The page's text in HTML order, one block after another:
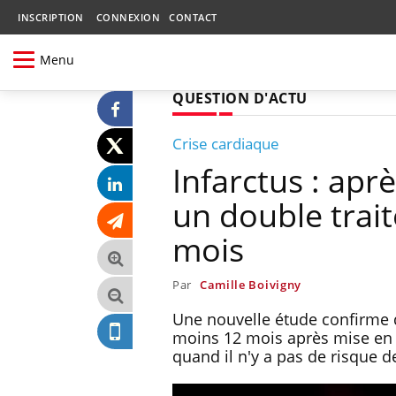
INSCRIPTION CONNEXION CONTACT
Menu
QUESTION D'ACTU
Crise cardiaque
Infarctus :
un double
mois
Par Camille Boivigny
Une nouvelle étude
moins 12 mois après mise
quand il n'y a pas de risque